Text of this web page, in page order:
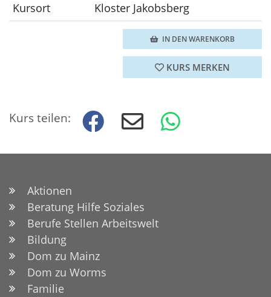
Kursort
Kloster Jakobsberg
IN DEN WARENKORB
KURS MERKEN
Kurs teilen:
Aktionen
Beratung Hilfe Soziales
Berufe Stellen Arbeitswelt
Bildung
Dom zu Mainz
Dom zu Worms
Familie